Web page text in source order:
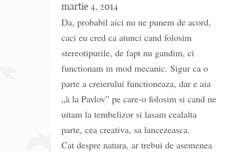
martie 4, 2014
Da, probabil aici nu ne punem de acord,
caci eu cred ca atunci cand folosim
stereotipurile, de fapt nu gandim, ci
functionam in mod mecanic. Sigur ca o
parte a creierului functioneaza, dar e aia
„à la Pavlov” pe care-o folosim si cand ne
uitam la tembelizor si lasam cealalta
parte, cea creativa, sa lancezeasca.
Cat despre natura, ar trebui de asemenea